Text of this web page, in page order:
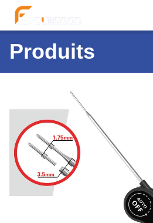
Produits